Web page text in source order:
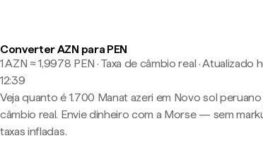
Converter AZN para PEN
1 AZN ≈ 1,9978 PEN · Taxa de câmbio real ·Atualizado
12:39
Veja quanto é 1.700 Manat azeri em Novo sol
câmbio real. Envie dinheiro com a Morse — sem
taxas infladas.